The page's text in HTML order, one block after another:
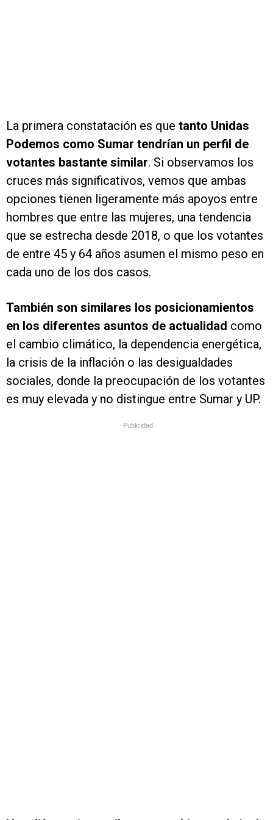
La primera constatación es que tanto Unidas
Podemos como Sumar tendrían un perfil de
votantes bastante similar. Si observamos los
cruces más significativos, vemos que ambas
opciones tienen ligeramente más apoyos entre
hombres que entre las mujeres, una tendencia
que se estrecha desde 2018, o que los votantes
de entre 45 y 64 años asumen el mismo peso en
cada uno de los dos casos.
También son similares los posicionamientos
en los diferentes asuntos de actualidad como
el cambio climático, la dependencia energética,
la crisis de la inflación o las desigualdades
sociales, donde la preocupación de los votantes
es muy elevada y no distingue entre Sumar y UP.
Publicidad